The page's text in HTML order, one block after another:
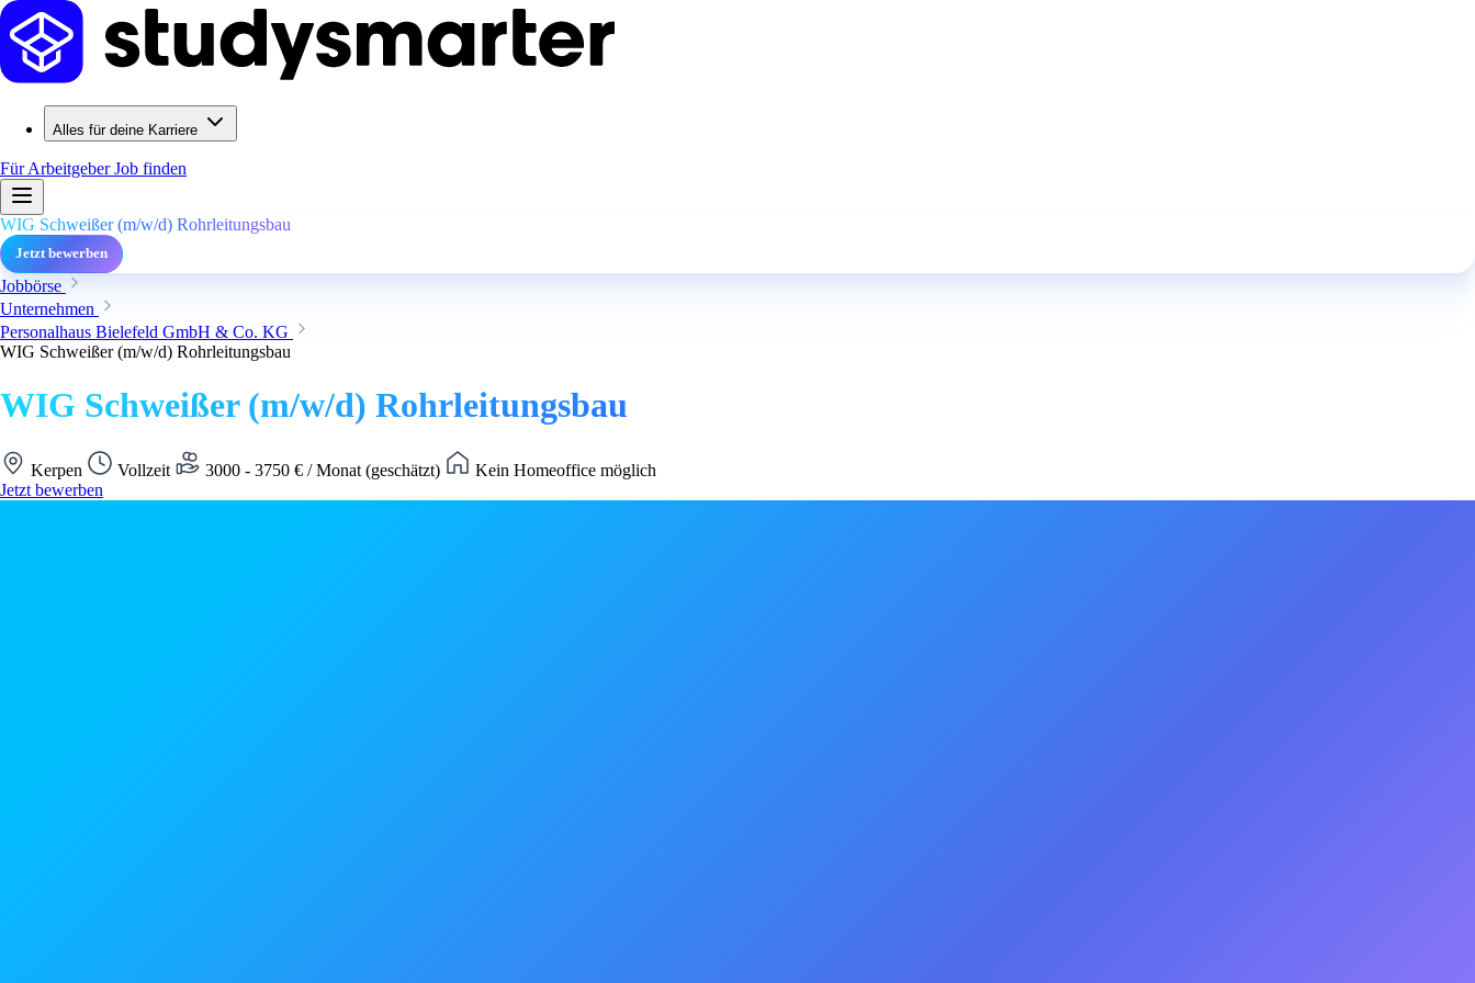
Alles für deine Karriere
Für ArbeitgeberJob finden
WIG Schweißer (m/w/d) Rohrleitungsbau
Jetzt bewerben
Jobbörse
Unternehmen
Personalhaus Bielefeld GmbH & Co. KG
WIG Schweißer (m/w/d) Rohrleitungsbau
WIG Schweißer (m/w/d) Rohrleitungsbau
Kerpen Vollzeit 3000 - 3750 € / Monat (geschätzt)
Kein Homeoffice möglich
Jetzt bewerben